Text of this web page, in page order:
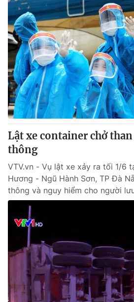
Lật xe container chở
thông
VTV.vn - Vụ lật xe xảy ra tối 1/6
Hương - Ngũ Hành Sơn, TP Đà
thông và nguy hiểm cho người